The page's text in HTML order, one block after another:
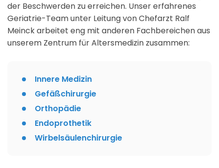
der Beschwerden zu erreichen. Unser erfahrenes
Geriatrie-Team unter Leitung von Chefarzt Ralf
Meinck arbeitet eng mit anderen Fachbereichen aus
unserem Zentrum für Altersmedizin zusammen:
Innere Medizin
Gefäßchirurgie
Orthopädie
Endoprothetik
Wirbelsäulenchirurgie